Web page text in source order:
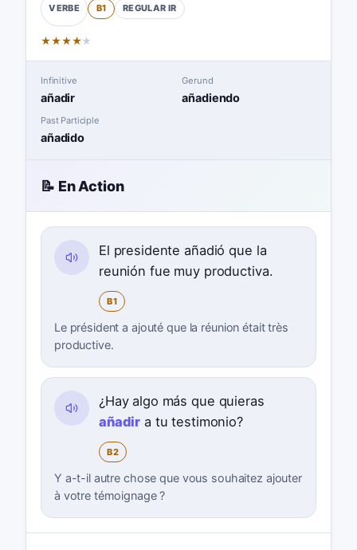
VERBE B1 REGULAR IR
★★★★★
Infinitive
añadir
Gerund
añadiendo
Past Participle
añadido
📝 En Action
El presidente añadió que la
reunión fue muy productiva.
B1
Le président a ajouté que la réunion était très
productive.
¿Hay algo más que quieras
añadir a tu testimonio?
B2
Y a-t-il autre chose que vous souhaitez ajouter
à votre témoignage ?